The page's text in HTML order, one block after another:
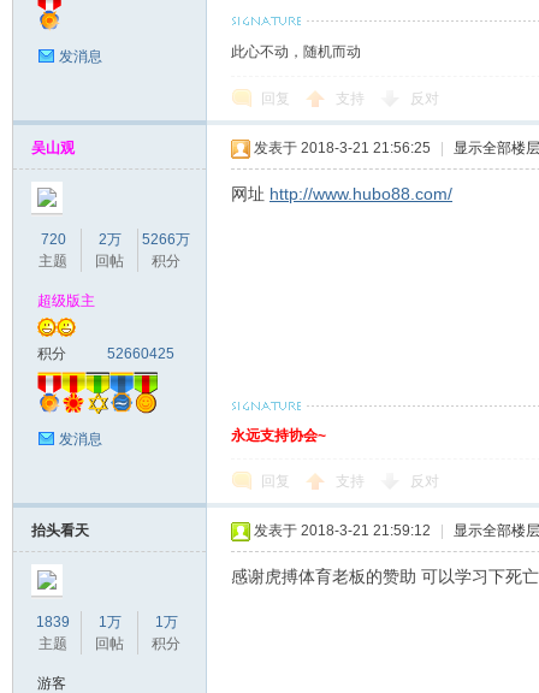
发消息 此心不动，随机而动
回复 支持 反对
吴山观
720
主题
2万
回帖
5266万
积分
超级版主
积分 52660425
发消息
发表于 2018-3-21 21:56:25 显示全部楼层
网址 http://www.hubo88.com/
永远支持协会~
回复 支持 反对
抬头看天
1839
主题
1万
回帖
1万
积分
游客
发表于 2018-3-21 21:59:12 显示全部楼层
感谢虎搏体育老板的赞助 可以学习下死